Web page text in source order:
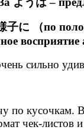
に （по
сильно
по кусочкам.
чек-